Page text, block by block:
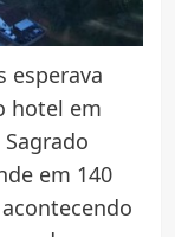
esperava
hotel em
em 140